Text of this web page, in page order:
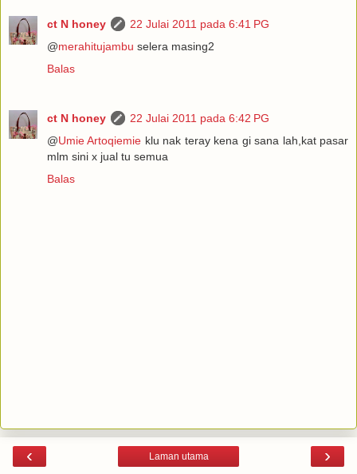
ct N honey
22 Julai 2011 pada 6:41 PG
@merahitujambu selera masing2
Balas
ct N honey
22 Julai 2011 pada 6:42 PG
@Umie Artoqiemie klu nak teray kena gi sana lah,kat pasar
mlm sini x jual tu semua
Balas
‹ ›
Laman utama